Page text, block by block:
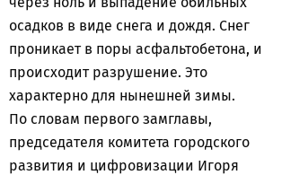
осадков в виде снега и дождя. Снег
проникает в поры асфальтобетона, и
происходит разрушение. Это
характерно для нынешней зимы.
По словам первого замглавы,
председателя комитета городского
развития и цифровизации Игоря